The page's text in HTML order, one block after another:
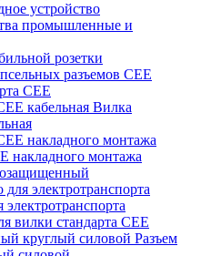
устройство
промышленные и
розетки
разъемов CEE
CEE
Вилка
накладного монтажа
для электротранспорта
вилки стандарта CEE
Разъем